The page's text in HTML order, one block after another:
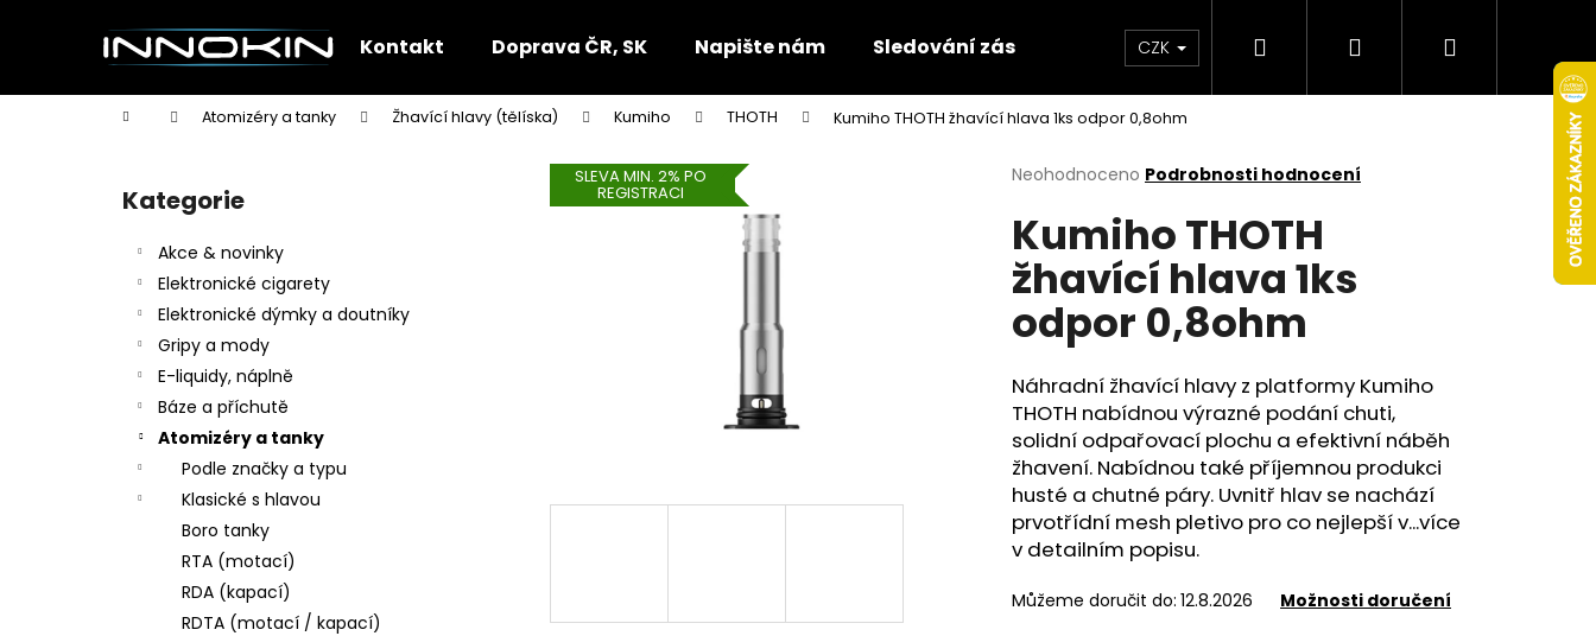
Kontakt Doprava ČR, SK Napište nám Sledování zásilek Obchodní podmínky Věrnostní program
CZK Hledat PřihlášeníNákupní
Domů Atomizéry a tanky Žhavící hlavy (tělíska) Kumiho THOTH Kumiho THOTH žhavící hlava 1ks odpor 0,8ohm
Přeskočit
kategorie
Kategorie
Akce & novinky
Elektronické cigarety
Elektronické dýmky a doutníky
Gripy a mody
E-liquidy, náplně
Báze a příchutě
Atomizéry a tanky
Podle značky a typu
Klasické s hlavou
Boro tanky
RTA (motací)
RDA (kapací)
RDTA (motací / kapací)
Průměrné
produktu
je
0,0
z
5
hvězdiček.
Neohodnoceno Podrobnosti hodnocení
Kumiho THOTH
žhavící hlava 1ks
odpor 0,8ohm
Náhradní žhavící hlavy z platformy Kumiho
THOTH nabídnou výrazné podání chuti,
solidní odpařovací plochu a efektivní náběh
žhavení. Nabídnou také příjemnou produkci
husté a chutné páry. Uvnitř hlav se nachází
prvotřídní mesh pletivo pro co nejlepší v...více
v detailním popisu.
Můžeme doručit do: 12.8.2026 Možnosti doručení
SLEVA MIN. 2% PO
REGISTRACI
í
Zpět
do
Zpět
do
Co potřebujete najít?
Doporučujeme
Následující
DEKANG DESERT SHIP 10ML 11MG
154 Kč
Původně: 195 Kč
OXVA XLIM TOP FILL SS POD CARTRIDGE
1,2OHM 2ML